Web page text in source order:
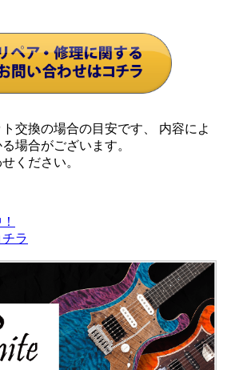
交換の場合の目安です、 内容によ
場合がございます。
ください。
ラ